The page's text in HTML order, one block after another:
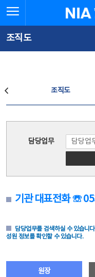
문
로
가
체
뉴
바
가
한국지능
조직도
조직도
담당업무
기관 대표전화 ☏
담당업무를 검색하실 수 있습니
성원 정보를 확인할 수 있습니다.
원장